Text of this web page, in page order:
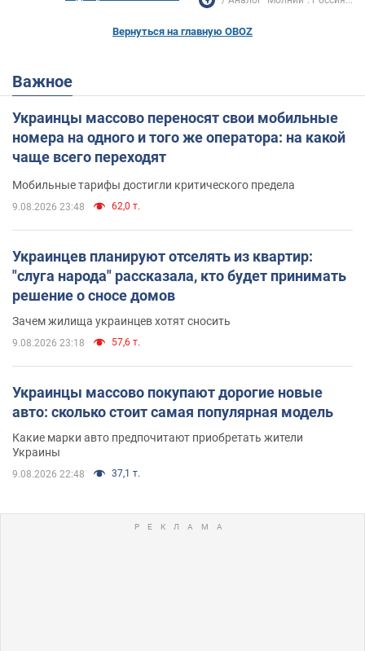
Вернуться на главную OBOZ
Важное
Украинцы массово переносят свои мобильные
номера на одного и того же оператора: на какой
чаще всего переходят
Мобильные тарифы достигли критического предела
9.08.2026 23:48 62,0 т.
Украинцев планируют отселять из квартир:
"слуга народа" рассказала, кто будет принимать
решение о сносе домов
Зачем жилища украинцев хотят сносить
9.08.2026 23:18 57,6 т.
Украинцы массово покупают дорогие новые
авто: сколько стоит самая популярная модель
Какие марки авто предпочитают приобретать жители
Украины
9.08.2026 22:48 37,1 т.